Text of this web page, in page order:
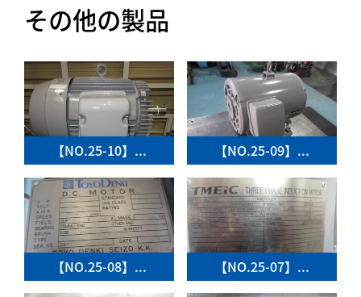
その他の製品
【NO.25-10】... 【NO.25-09】...
【NO.25-08】... 【NO.25-07】...